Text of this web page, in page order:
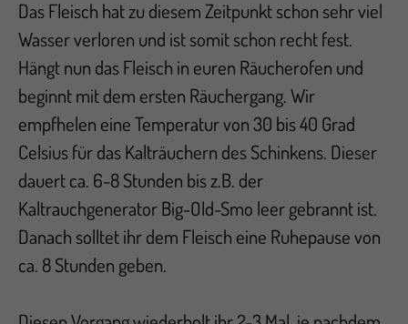
Das Fleisch hat zu diesem Zeitpunkt schon sehr viel
Wasser verloren und ist somit schon recht fest.
Hängt nun das Fleisch in euren Räucherofen und
beginnt mit dem ersten Räuchergang. Wir
empfhelen eine Temperatur von 30 bis 40 Grad
Celsius für das Kalträuchern des Schinkens. Dieser
dauert ca. 6-8 Stunden bis z.B. der
Kaltrauchgenerator Big-Old-Smo leer gebrannt ist.
Danach solltet ihr dem Fleisch eine Ruhepause von
ca. 8 Stunden geben.